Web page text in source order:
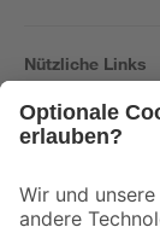
Nützliche Links
Der toom